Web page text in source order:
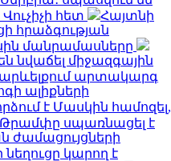
հետ
Հայտնի
հրաձգության
մանրամասները
նվաճել միջազգային
արևելքում արտակարգ
ալիքների
է Մասկին համոզել,
Թրամփը սպառնացել է
ժամացույցների
նեղուցը կարող է